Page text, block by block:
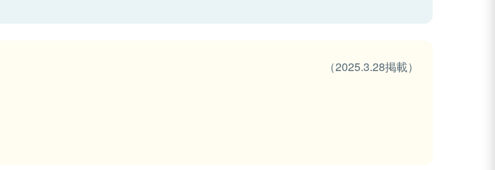
（2025.3.28掲載）